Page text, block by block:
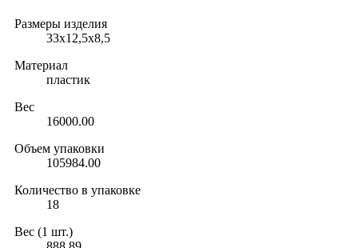
Размеры изделия
33х12,5х8,5
Материал
пластик
Вес
16000.00
Объем упаковки
105984.00
Количество в упаковке
18
Вес (1 шт.)